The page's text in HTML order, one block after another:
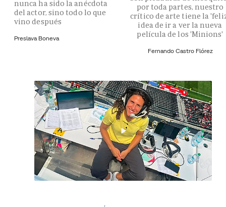
nunca ha sido la anécdota
del actor, sino todo lo que
vino después
Preslava Boneva
por toda partes, nuestro
crítico de arte tiene la
idea de ir a ver la nueva
película de los 'Minions'
Fernando Castro Flórez